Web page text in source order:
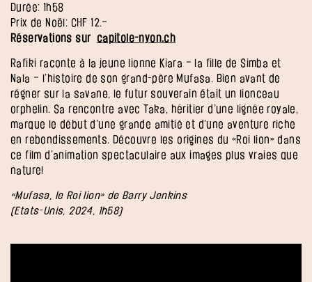
Durée: 1h58
Prix de Noël: CHF 12.–
Réservations sur capitole-nyon.ch
Rafiki raconte à la jeune lionne Kiara – la fille de Simba et
Nala – l’histoire de son grand-père Mufasa. Bien avant de
régner sur la savane, le futur souverain était un lionceau
orphelin. Sa rencontre avec Taka, héritier d’une lignée royale,
marque le début d’une grande amitié et d’une aventure riche
en rebondissements. Découvre les origines du «Roi lion» dans
ce film d’animation spectaculaire aux images plus vraies que
nature!
«Mufasa, le Roi lion» de Barry Jenkins
(Etats-Unis, 2024, 1h58)